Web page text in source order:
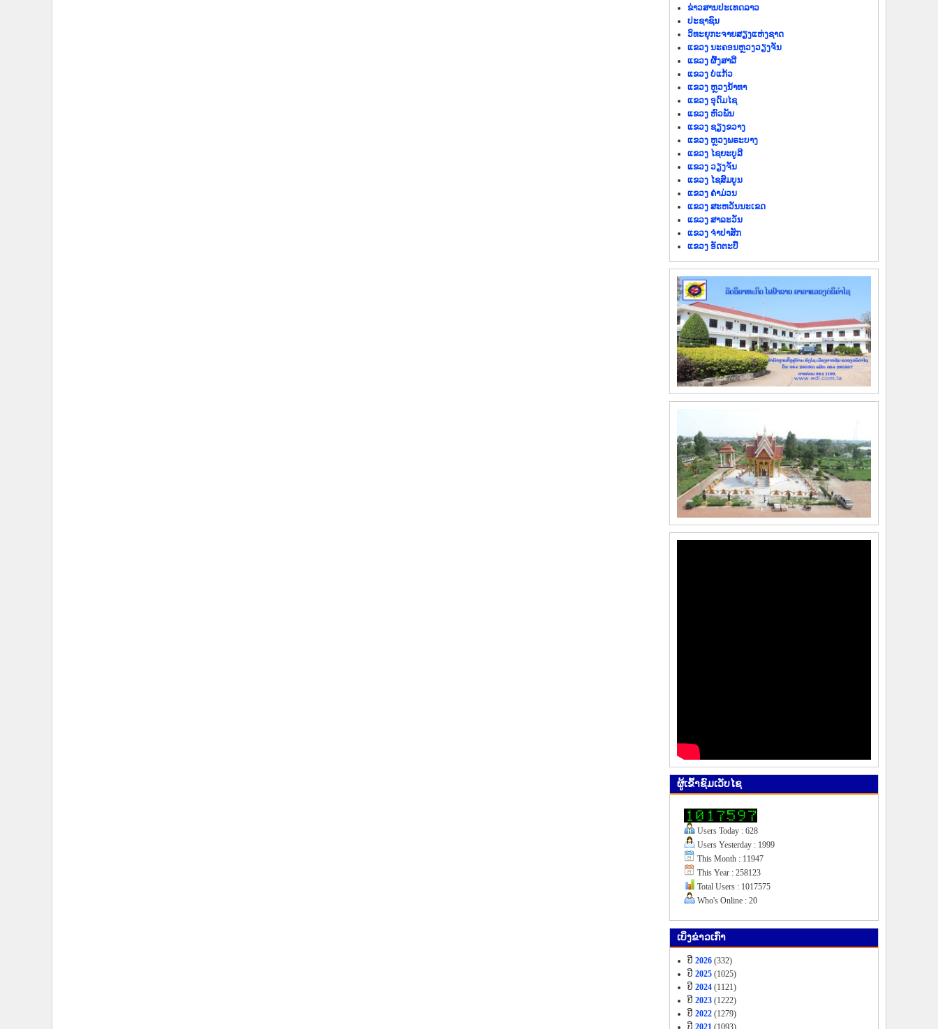
ຂ່າວ​ສານ​ປະ​ເທດ​ລາວ
ປະ​ຊາ​ຊົນ
ວິທະຍຸກະຈາຍສຽງແຫ່ງຊາດ
ແຂວງ ນະ​ຄອນຫຼວງວຽງ​ຈັນ
ແຂວງ ຜົ້ງ​ສາ​ລີ
ແຂວງ ບໍ່​ແກ້ວ
ແຂວງ ຫຼວງນໍ້າທາ
ແຂວງ ອຸດົມໄຊ
ແຂວງ ຫົວພັນ
ແຂວງ ຊຽງຂວາງ
ແຂວງ ຫຼວງພຣະບາງ
ແຂວງ ໄຊຍະບູລີ
ແຂວງ ວຽງຈັນ
ແຂວງ ໄຊສົມບູນ
ແຂວງ ຄຳມ່ວນ
ແຂວງ ສະຫວັນນະເຂດ
ແຂວງ ສາລະວັນ
ແຂວງ ຈຳປາສັກ
ແຂວງ ອັດຕະປື
ຜູ້​ເຂົ້າ​ຊົມ​ເວັບ​ໄຊ
Users Today : 628
Users Yesterday : 1999
This Month : 11947
This Year : 258123
Total Users : 1017575
Who's Online : 20
ເບິ່ງ​ຂ່າວ​ເກົ່າ
ປີ 2026 (332)
ປີ 2025 (1025)
ປີ 2024 (1121)
ປີ 2023 (1222)
ປີ 2022 (1279)
ປີ 2021 (1093)